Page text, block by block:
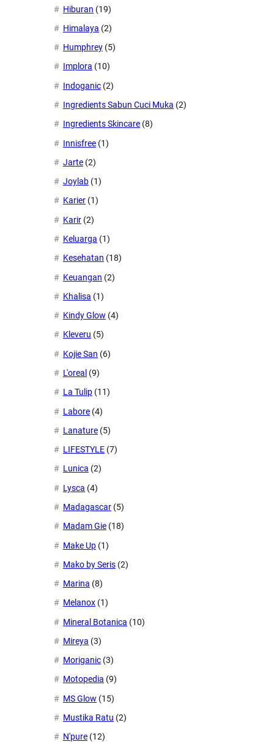
Hiburan (19)
Himalaya (2)
Humphrey (5)
Implora (10)
Indoganic (2)
Ingredients Sabun Cuci Muka (2)
Ingredients Skincare (8)
Innisfree (1)
Jarte (2)
Joylab (1)
Karier (1)
Karir (2)
Keluarga (1)
Kesehatan (18)
Keuangan (2)
Khalisa (1)
Kindy Glow (4)
Kleveru (5)
Kojie San (6)
L'oreal (9)
La Tulip (11)
Labore (4)
Lanature (5)
LIFESTYLE (7)
Lunica (2)
Lysca (4)
Madagascar (5)
Madam Gie (18)
Make Up (1)
Mako by Seris (2)
Marina (8)
Melanox (1)
Mineral Botanica (10)
Mireya (3)
Moriganic (3)
Motopedia (9)
MS Glow (15)
Mustika Ratu (2)
N'pure (12)